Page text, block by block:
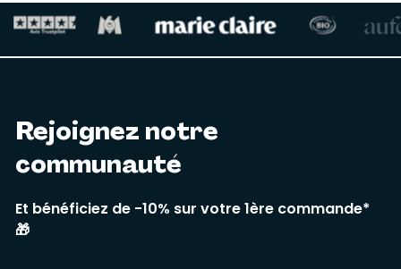
Rejoignez notre
communauté
Et bénéficiez de -10% sur votre 1ère commande*
🎁